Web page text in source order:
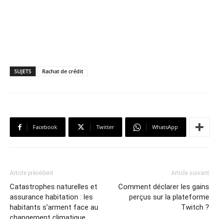
SUJETS Rachat de crédit
Facebook Twitter WhatsApp
Article précédent
Catastrophes naturelles et
assurance habitation : les
habitants s’arment face au
Article suivant
Comment déclarer les gains
perçus sur la plateforme
Twitch ?